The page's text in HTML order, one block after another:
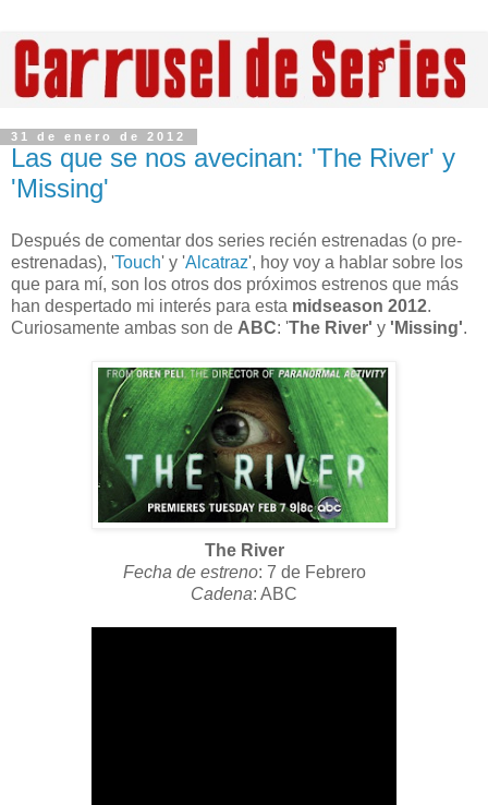
31 de enero de 2012
Las que se nos avecinan: 'The River' y
'Missing'
Después de comentar dos series recién estrenadas (o pre-
estrenadas), 'Touch' y 'Alcatraz', hoy voy a hablar sobre los
que para mí, son los otros dos próximos estrenos que más
han despertado mi interés para esta midseason 2012.
Curiosamente ambas son de ABC: 'The River' y 'Missing'.
The River
Fecha de estreno: 7 de Febrero
Cadena: ABC